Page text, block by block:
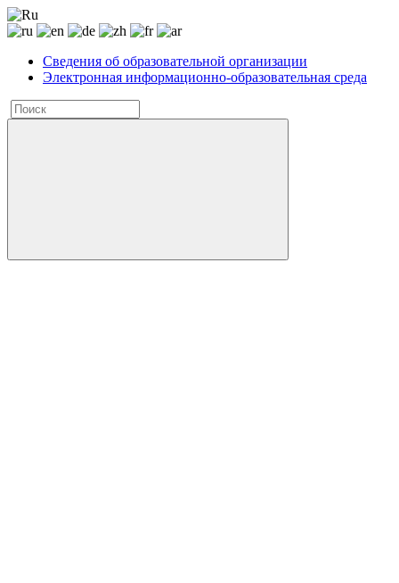
Сведения об образовательной организации
Электронная информационно-образовательная среда